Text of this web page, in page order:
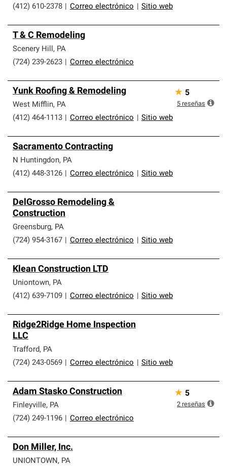
(412) 610-2378 Correo electrónico Sitio web
T & C Remodeling
Scenery Hill, PA
(724) 239-2623
Correo electrónico
Yunk Roofing & Remodeling
West Mifflin, PA
(412) 464-1113
Correo electrónico Sitio web
★ 5
5 reseñas
Sacramento Contracting
N Huntingdon, PA
(412) 448-3126
Correo electrónico Sitio web
DelGrosso Remodeling &
Construction
Greensburg, PA
(724) 954-3167
Correo electrónico Sitio web
Klean Construction LTD
Uniontown, PA
(412) 639-7109
Correo electrónico Sitio web
Ridge2Ridge Home Inspection
LLC
Trafford, PA
(724) 243-0569
Correo electrónico Sitio web
Adam Stasko Construction
Finleyville, PA
(724) 249-1196
Correo electrónico
★ 5
2 reseñas
Don Miller, Inc.
UNIONTOWN, PA